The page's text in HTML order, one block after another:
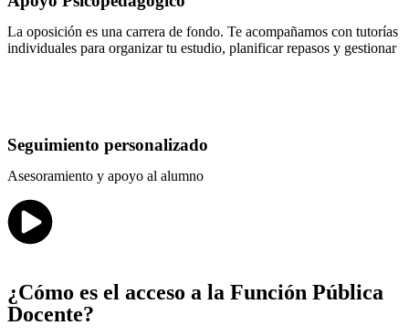
La oposición es una carrera de fondo. Te acompañamos con tutorías
individuales para organizar tu estudio, planificar repasos y gestionar
Seguimiento personalizado
Asesoramiento y apoyo al alumno
¿Cómo es el acceso a la Función Pública
Docente?